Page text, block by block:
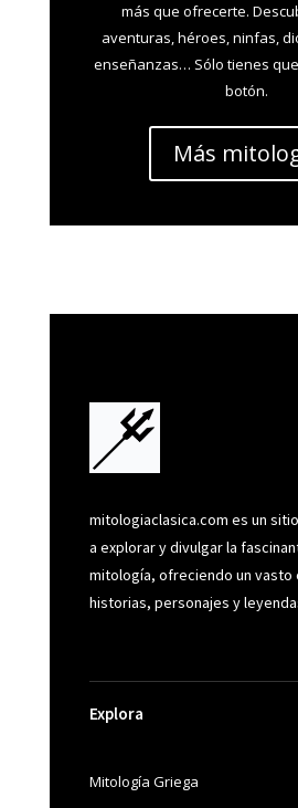
más que ofrecerte.
aventuras, héroes, ninfas,
enseñanzas… Sólo tienes
botón.
Más
mitologiaclasica.com es un
a explorar y divulgar la
mitología, ofreciendo un vasto
historias, personajes y
Explora
Mitología Griega